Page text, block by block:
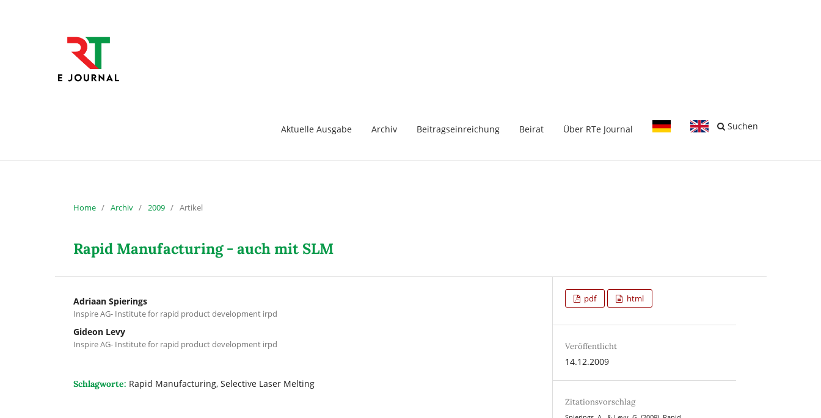
Aktuelle Ausgabe Archiv Beitragseinreichung Beirat Über RTe Journal Suchen
Home / Archiv / 2009 / Artikel
Rapid Manufacturing - auch mit SLM
Adriaan Spierings
Inspire AG- Institute for rapid product development irpd
Gideon Levy
Inspire AG- Institute for rapid product development irpd
Schlagworte: Rapid Manufacturing, Selective Laser Melting
pdf html
Veröffentlicht
14.12.2009
Zitationsvorschlag